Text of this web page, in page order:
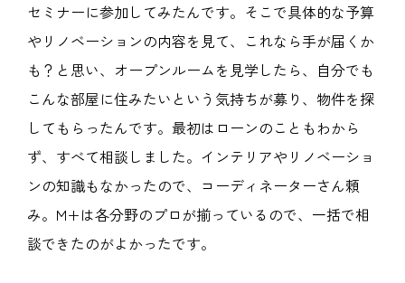
セミナーに参加してみたんです。そこで具体的な予算
やリノベーションの内容を見て、これなら手が届くか
も？と思い、オープンルームを見学したら、自分でも
こんな部屋に住みたいという気持ちが募り、物件を探
してもらったんです。最初はローンのこともわから
ず、すべて相談しました。インテリアやリノベーショ
ンの知識もなかったので、コーディネーターさん頼
み。M+は各分野のプロが揃っているので、一括で相
談できたのがよかったです。